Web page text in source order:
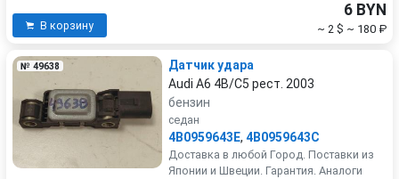
В корзину
6 BYN
~ 2 $ ~ 180 ₽
№ 49638
Датчик удара
Audi A6 4B/C5 рест. 2003
бензин
седан
4B0959643E, 4B0959643C
Доставка в любой Город. Поставки из
Японии и Швеции. Гарантия. Аналоги